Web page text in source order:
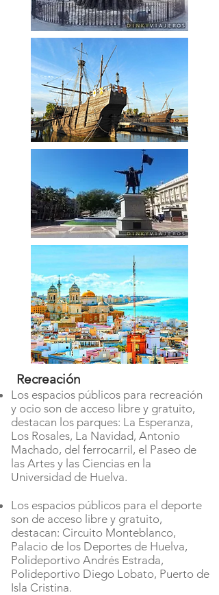
Recreación
Los espacios públicos para recreación
y ocio son de acceso libre y gratuito,
destacan los parques: La Esperanza,
Los Rosales, La Navidad, Antonio
Machado, del ferrocarril, el Paseo de
las Artes y las Ciencias en la
Universidad de Huelva.
Los espacios públicos para el deporte
son de acceso libre y gratuito,
destacan: Circuito Monteblanco,
Palacio de los Deportes de Huelva,
Polideportivo Andrés Estrada,
Polideportivo Diego Lobato, Puerto de
Isla Cristina.